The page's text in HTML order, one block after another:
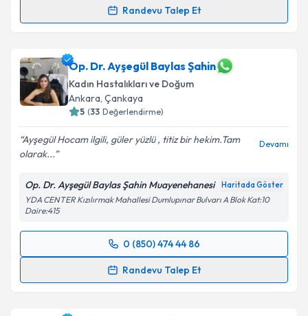
Randevu Talep Et
takvim hazırlandığında e-posta ile bilgilendireceğiz.
E-posta Adresiniz
kapsamda işlenmesini kabul ediyorum.
Takvim Talebini Gönder
Op. Dr. Ayşegül Baylas Şahin
Kadın Hastalıkları ve Doğum
Ankara, Çankaya
5 (33 Değerlendirme)
Ayşegül Hocam ilgili, güler yüzlü , titiz bir hekim.Tam
olarak...
Devamı
Op. Dr. Ayşegül Baylas Şahin Muayenehanesi Haritada Göster
YDA CENTER Kızılırmak Mahallesi Dumlupınar Bulvarı A Blok Kat:10
Daire:415
0 (850) 474 44 86
Randevu Talep Et
Randevu Takvimi Talebi